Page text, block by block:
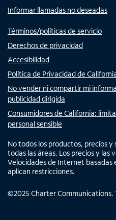
Informar llamadas no deseadas
Términos/políticas de servicio
Derechos de privacidad
Accesibilidad
Política de Privacidad de
No vender ni compartir mi
publicidad dirigida
Consumidores de California:
personal sensible
No todos los productos, precios y
todas las áreas. Los precios y las
Velocidades de Internet basadas
aplican restricciones.
©2025 Charter Communications.